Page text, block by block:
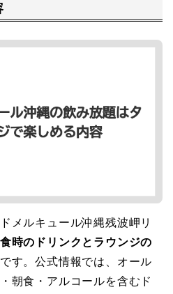
メルキュール沖縄残波岬リ
時のドリンクとラウンジの
です。公式情報では、オール
朝食・アルコールを含むド